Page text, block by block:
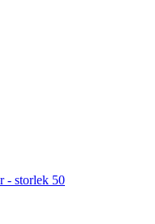
- storlek 50